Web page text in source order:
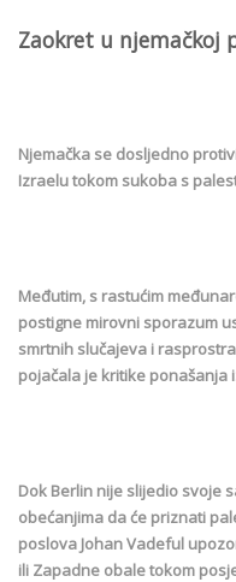
Zaokret u njemačkoj
Njemačka se dosljedno
Izraelu tokom sukoba s
Međutim, s rastućim
postigne mirovni sporazum
smrtnih slučajeva i
pojačala je kritike ponašanja
Dok Berlin nije slijedio svoje
obećanjima da će priznati
poslova Johan Vadeful
ili Zapadne obale tokom